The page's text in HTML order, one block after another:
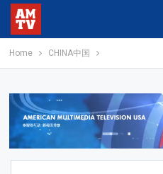
Home CHINA中国